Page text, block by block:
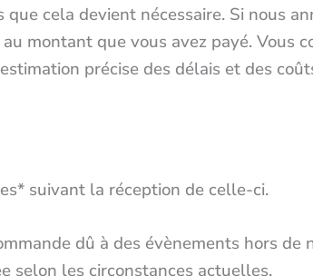
cela devient nécessaire. Si nous
montant que vous avez payé. Vous
précise des délais et des
suivant la réception de celle-ci.
dû à des évènements hors de
selon les circonstances actuelles.